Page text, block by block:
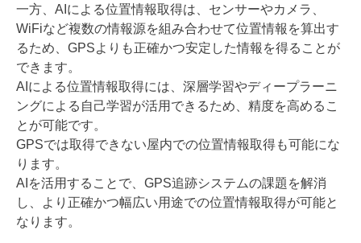
一方、AIによる位置情報取得は、センサーやカメラ、
WiFiなど複数の情報源を組み合わせて位置情報を算出す
るため、GPSよりも正確かつ安定した情報を得ることが
できます。
AIによる位置情報取得には、深層学習やディープラーニ
ングによる自己学習が活用できるため、精度を高めるこ
とが可能です。
GPSでは取得できない屋内での位置情報取得も可能にな
ります。
AIを活用することで、GPS追跡システムの課題を解消
し、より正確かつ幅広い用途での位置情報取得が可能と
なります。